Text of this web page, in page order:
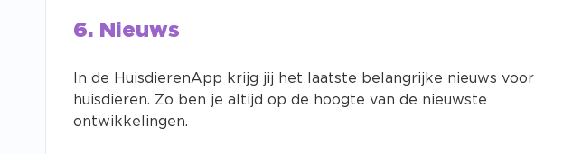
6. Nieuws
In de HuisdierenApp krijg jij het laatste belangrijke nieuws voor
huisdieren. Zo ben je altijd op de hoogte van de nieuwste
ontwikkelingen.